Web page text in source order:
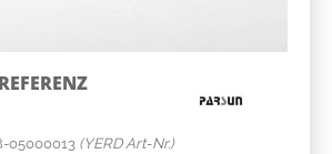
05000013 (YERD Art-Nr.)